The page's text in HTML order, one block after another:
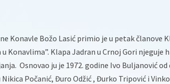
Konavle Božo Lasić primio je u petak članove
u Konavlima”. Klapa Jadran u Crnoj Gori
Osnovao ju je 1972. godine Ivo Buljanović
Počanić, Đuro Odžić , Đurko Tripović i